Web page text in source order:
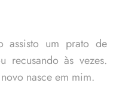
assisto um prato de
às vezes.
nasce em mim.